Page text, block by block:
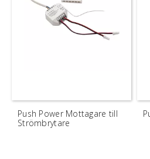
Push Power Mottagare till
Strömbrytare